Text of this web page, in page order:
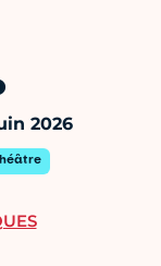
2026